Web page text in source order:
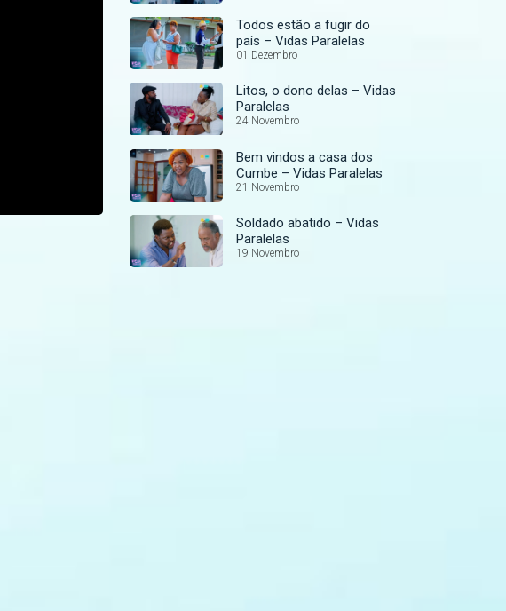
Todos estão a fugir do
país – Vidas Paralelas
01 Dezembro
Litos, o dono delas – Vidas
Paralelas
24 Novembro
Bem vindos a casa dos
Cumbe – Vidas Paralelas
21 Novembro
Soldado abatido – Vidas
Paralelas
19 Novembro